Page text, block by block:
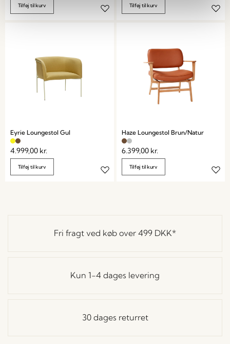
Tilføj til kurv Tilføj til kurv
Eyrie Loungestol Gul
4.999,00 kr.
Tilføj til kurv
Haze Loungestol Brun/Natur
6.399,00 kr.
Tilføj til kurv
Fri fragt ved køb over 499 DKK*
Kun 1-4 dages levering
30 dages returret